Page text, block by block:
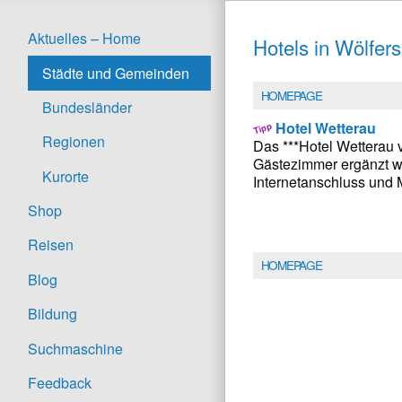
Aktuelles – Home
Städte und Gemeinden
Bundesländer
Regionen
Kurorte
Shop
Reisen
Blog
Bildung
Suchmaschine
Feedback
Hotels in
HOMEPAGE
Hotel Wetterau
Das ***Hotel Wetterau
Gästezimmer ergänzt
Internetanschluss und
HOMEPAGE